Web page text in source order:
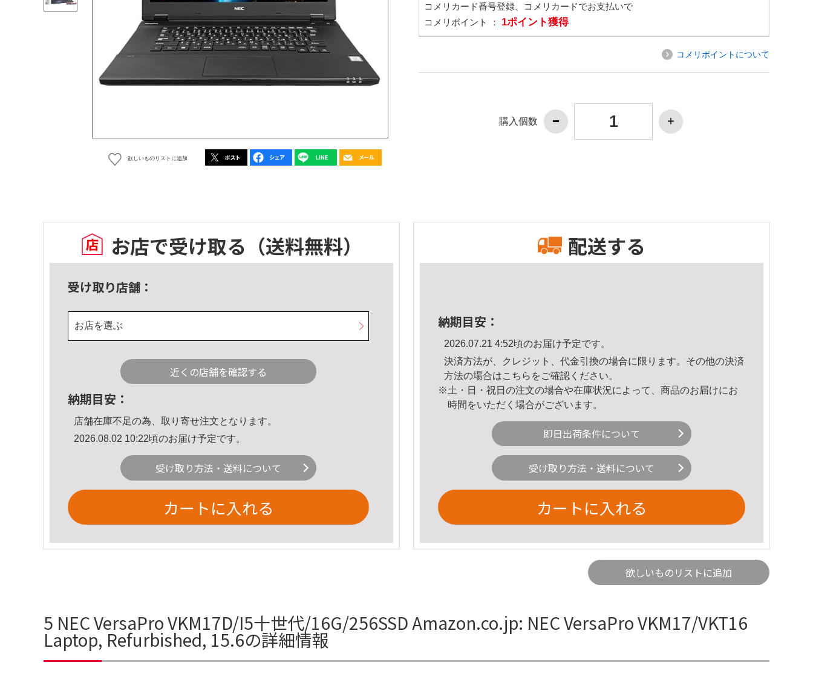
欲しいものリストに追加
コメリカード番号登録、コメリカードでお支払いで
コメリポイント ： 1ポイント獲得
コメリポイントについて
購入個数
お店で受け取る （送料無料）
受け取り店舗：
お店を選ぶ
近くの店舗を確認する
納期目安：
店舗在庫不足の為、取り寄せ注文となります。
2026.08.02 10:22頃のお届け予定です。
受け取り方法・送料について
カートに入れる
配送する
納期目安：
2026.07.21 4:52頃のお届け予定です。
決済方法が、クレジット、代金引換の場合に限ります。その他の決済
方法の場合はこちら をご確認ください。
※土・日・祝日の注文の場合や在庫状況によって、商品のお届けにお
時間をいただく場合がございます。
即日出荷条件について
受け取り方法・送料について
カートに入れる
欲しいものリストに追加
5 NEC VersaPro VKM17D/I5十世代/16G/256SSD Amazon.co.jp: NEC VersaPro VKM17/VKT16
Laptop, Refurbished, 15.6の詳細情報